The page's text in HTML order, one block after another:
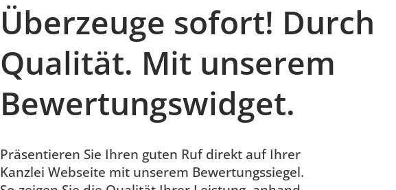
Überzeuge sofort! Durch
Qualität. Mit unserem
Bewertungswidget.
Präsentieren Sie Ihren guten Rufdirekt auf Ihrer
Kanzlei Webseite mit unserem Bewertungssiegel.